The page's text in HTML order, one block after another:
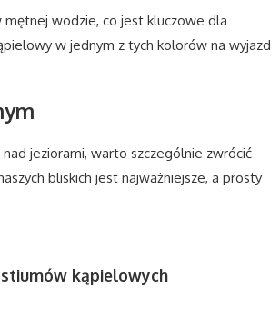
wodzie, co jest kluczowe dla
w jednym z tych kolorów na wyjazd
jeziorami, warto szczególnie zwrócić
bliskich jest najważniejsze, a prosty